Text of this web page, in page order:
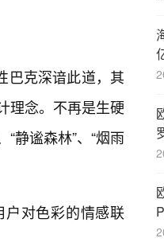
巴克深谙此道，其
理念。不再是生硬
静谧森林”、“烟雨
对色彩的情感联